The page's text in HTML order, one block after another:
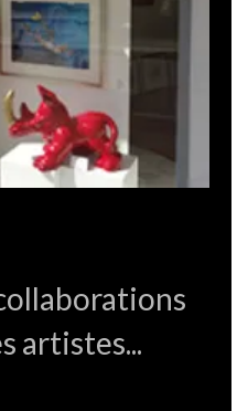
artistes...